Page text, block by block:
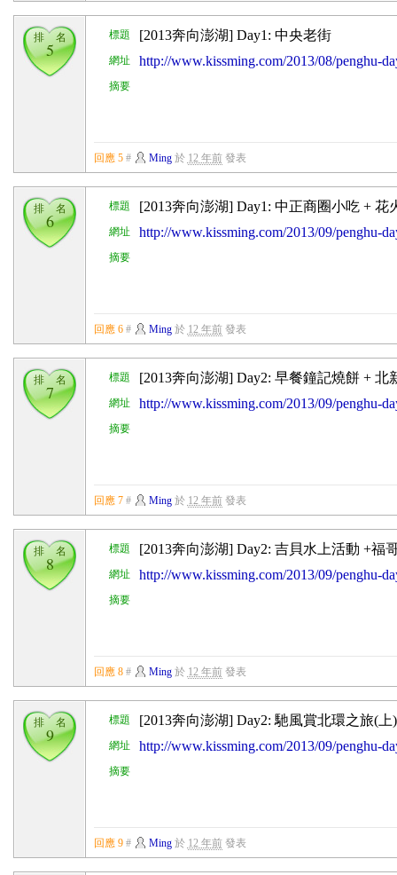
標題 [2013奔向澎湖] Day1: 中央老街
網址 http://www.kissming.com/2013/08/penghu-
摘要
排 名
5
回應 5 # Ming於 12 年前發表
標題 [2013奔向澎湖] Day1: 中正商圈小吃 + 花
網址 http://www.kissming.com/2013/09/penghu-
摘要
排 名
6
回應 6 # Ming於 12 年前發表
標題 [2013奔向澎湖] Day2: 早餐鐘記燒餅 + 北
網址 http://www.kissming.com/2013/09/penghu-
摘要
排 名
7
回應 7 # Ming於 12 年前發表
標題 [2013奔向澎湖] Day2: 吉貝水上活動 +福
網址 http://www.kissming.com/2013/09/penghu-
摘要
排 名
8
回應 8 # Ming於 12 年前發表
標題 [2013奔向澎湖] Day2: 馳風賞北環之旅(上)
網址 http://www.kissming.com/2013/09/penghu-
摘要
排 名
9
回應 9 # Ming於 12 年前發表